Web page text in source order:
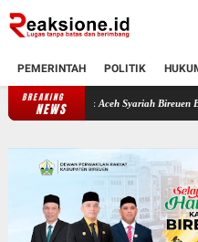
PEMERINTAH POLITIK
BREAKING
NEWS
HUT ke-53 Bank Aceh Syariah Bireuen